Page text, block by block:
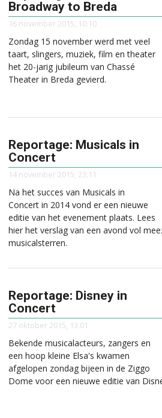
Broadway to Breda
16 november 2015, 10:10
Zondag 15 november werd met veel
taart, slingers, muziek, film en theater
het 20-jarig jubileum van Chassé
Theater in Breda gevierd.
Reportage: Musicals in
Concert
14 november 2015, 23:11
Na het succes van Musicals in
Concert in 2014 vond er een nieuwe
editie van het evenement plaats. Lees
hier het verslag van een avond vol
musicalsterren.
Reportage: Disney in
Concert
27 oktober 2015, 13:01
Bekende musicalacteurs, zangers en
een hoop kleine Elsa's kwamen
afgelopen zondag bijeen in de Ziggo
Dome voor een nieuwe editie van